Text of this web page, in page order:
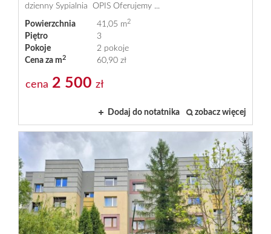
dzienny Sypialnia OPIS Oferujemy ...
Powierzchnia 41,05 m2
Piętro
3
Pokoje
2 pokoje
Cena za m2 60,90 zł
cena 2 500 zł
Dodaj do notatnika zobacz więcej